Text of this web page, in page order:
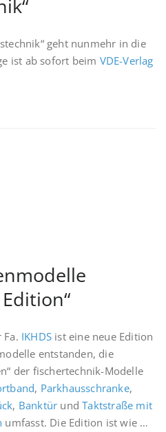
geht nunmehr in die
ist ab sofort beim VDE-Verlag
IKHDS ist eine neue Edition
entstanden, die
der fischertechnik-Modelle
, Parkhausschranke,
, Banktür undTaktstraße mit
umfasst. Die Edition ist wie …